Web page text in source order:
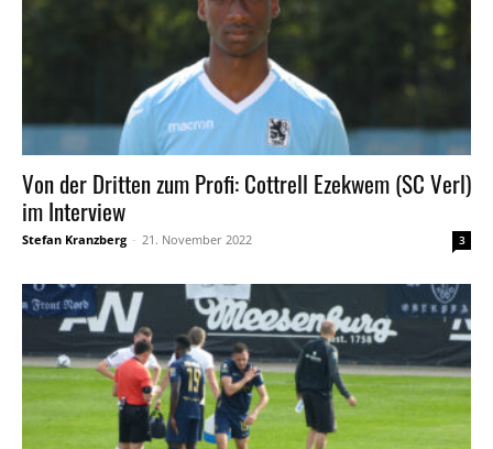
Von der Dritten zum Profi: Cottrell Ezekwem (SC Verl)
im Interview
Stefan Kranzberg - 21. November 2022 3